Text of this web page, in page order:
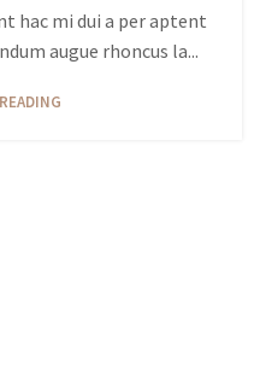
hac mi dui a per aptent
augue rhoncus la...